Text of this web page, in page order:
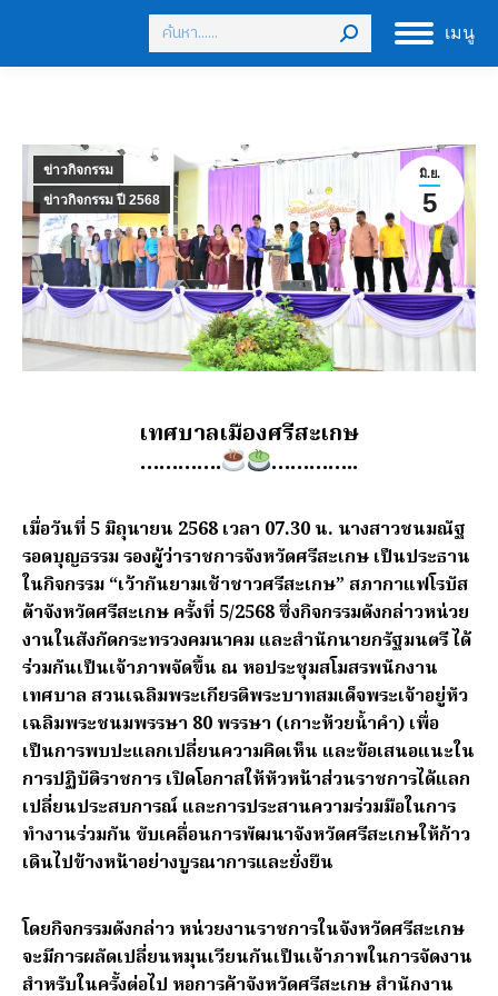
เมนู
Search:
มิ.ย.
5
ข่าวกิจกรรม
ข่าวกิจกรรม ปี 2568
เทศบาลเมืองศรีสะเกษ
………….
…………..
เมื่อวันที่ 5 มิถุนายน 2568 เวลา 07.30 น. นางสาวชนมณัฐ
รอดบุญธรรม รองผู้ว่าราชการจังหวัดศรีสะเกษ เป็นประธาน
ในกิจกรรม “เว้ากันยามเช้าชาวศรีสะเกษ” สภากาแฟโรบัส
ต้าจังหวัดศรีสะเกษ ครั้งที่ 5/2568 ซึ่งกิจกรรมดังกล่าวหน่วย
งานในสังกัดกระทรวงคมนาคม และสำนักนายกรัฐมนตรี ได้
ร่วมกันเป็นเจ้าภาพจัดขึ้น ณ หอประชุมสโมสรพนักงาน
เทศบาล สวนเฉลิมพระเกียรติพระบาทสมเด็จพระเจ้าอยู่หัว
เฉลิมพระชนมพรรษา 80 พรรษา (เกาะห้วยน้ำคำ) เพื่อ
เป็นการพบปะแลกเปลี่ยนความคิดเห็น และข้อเสนอแนะใน
การปฏิบัติราชการ เปิดโอกาสให้หัวหน้าส่วนราชการได้แลก
เปลี่ยนประสบการณ์ และการประสานความร่วมมือในการ
ทำงานร่วมกัน ขับเคลื่อนการพัฒนาจังหวัดศรีสะเกษให้ก้าว
เดินไปข้างหน้าอย่างบูรณาการและยั่งยืน
โดยกิจกรรมดังกล่าว หน่วยงานราชการในจังหวัดศรีสะเกษ
จะมีการผลัดเปลี่ยนหมุนเวียนกันเป็นเจ้าภาพในการจัดงาน
สำหรับในครั้งต่อไป หอการค้าจังหวัดศรีสะเกษ สำนักงาน